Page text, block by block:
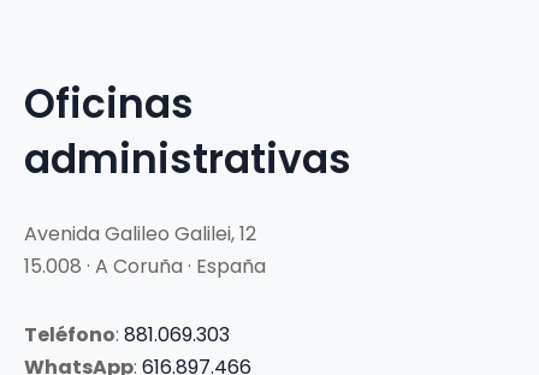
Oficinas
administrativas
Avenida Galileo Galilei, 12
15.008 · A Coruña · España
Teléfono: 881.069.303
WhatsApp: 616.897.466